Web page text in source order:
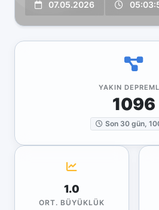
07.05.2026
YAKIN
1096
Son 30 gün,
1.0
ORT. BÜYÜKLÜK